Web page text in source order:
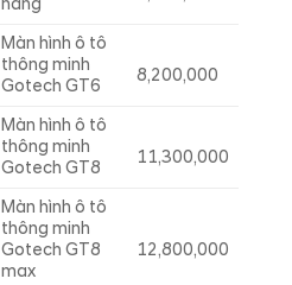
hãng
Màn hình ô tô
thông minh
Gotech GT6
8,200,000
Màn hình ô tô
thông minh
Gotech GT8
11,300,000
Màn hình ô tô
thông minh
Gotech GT8
max
12,800,000